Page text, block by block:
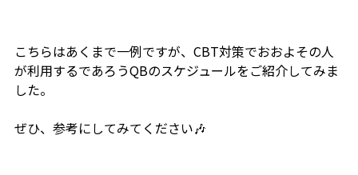
こちらはあくまで一例ですが、CBT対策でおおよその人
が利用するであろうQBのスケジュールをご紹介してみま
した。
ぜひ、参考にしてみてください🎶